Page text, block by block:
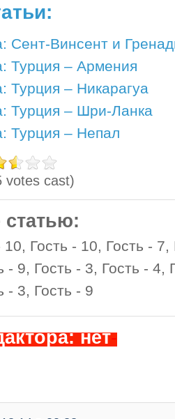
Сент-Винсент и
Турция – Армения
Турция – Никарагуа
Турция – Шри-Ланка
Турция – Непал
votes cast)
10, Гость - 10, Гость - 7,
- 9, Гость - 3, Гость - 4,
- 3, Гость - 9
нет-